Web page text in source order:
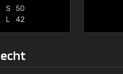
S
50
L
42
echt